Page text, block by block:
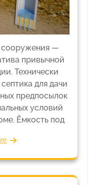
сооружения —
привычной
Технически
для дачи
предпосылок
условий
Ёмкость под